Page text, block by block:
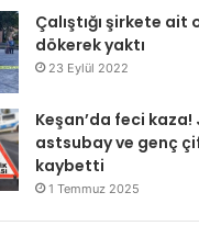
Çalıştığı şirkete
dökerek yaktı
23 Eylül 2022
Keşan’da feci
astsubay ve genç
kaybetti
1 Temmuz 2025